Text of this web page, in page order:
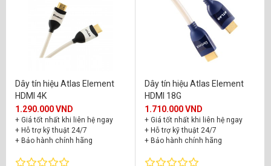
Dây tín hiệu Atlas Element
HDMI 4K
1.290.000 VND
+ Giá tốt nhất khi liên hệ ngay
+ Hỗ trợ kỹ thuật 24/7
+ Bảo hành chính hãng
Dây tín hiệu Atlas Element
HDMI 18G
1.710.000 VND
+ Giá tốt nhất khi liên hệ ngay
+ Hỗ trợ kỹ thuật 24/7
+ Bảo hành chính hãng